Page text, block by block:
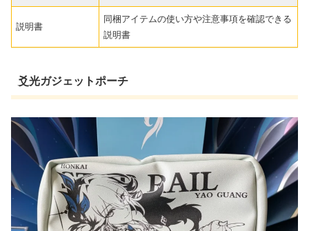
説明書
同梱アイテムの使い方や注意事項を確認できる
説明書
爻光ガジェットポーチ